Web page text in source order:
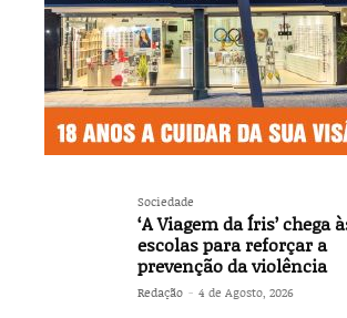
Sociedade
‘A Viagem da Íris’ chega
escolas para reforçar a
prevenção da violência
Redação - 4 de Agosto, 2026